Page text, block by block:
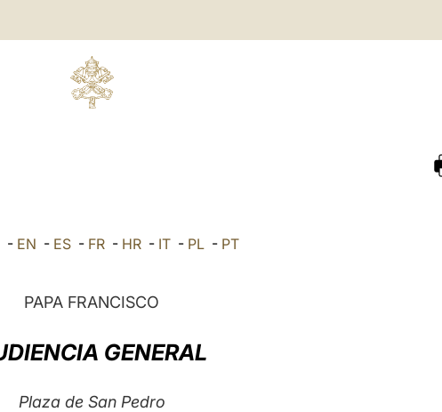
- EN - ES- FR- HR- IT- PL- PT
PAPA FRANCISCO
GENERAL
Plaza de San Pedro